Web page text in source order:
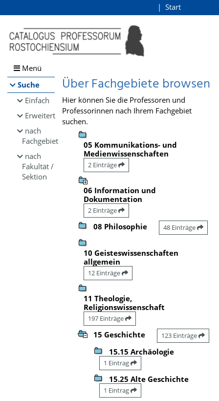
Browsen
direkt zum Inhalt
Start
Menü
Suche
Einfach
Erweitert
nach
Fachgebiet
nach
Fakultät /
Sektion
Über Fachgebiete browsen
Hier können Sie die Professoren und
Professorinnen nach Ihrem Fachgebiet
suchen.
05 Kommunikations- und
Medienwissenschaften
2 Einträge
06 Information und
Dokumentation
2 Einträge
08 Philosophie 48 Einträge
10 Geisteswissenschaften
allgemein
12 Einträge
11 Theologie,
Religionswissenschaft
197 Einträge
15 Geschichte 123 Einträge
15.15 Archäologie
1 Eintrag
15.25 Alte Geschichte
1 Eintrag